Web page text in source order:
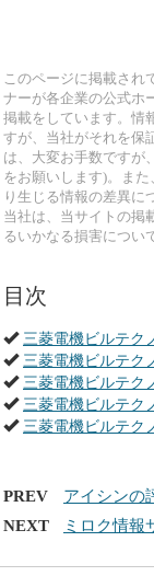
このページに掲載され
ナーが各企業の公式ホ
掲載をしています。情
すが、当社がそれを保
は、大変お手数ですが、
をお願いします)。ま
り生じる情報の差異に
当社は、当サイトの掲
るいかなる損害につい
目次
三菱電機ビルテク
三菱電機ビルテク
三菱電機ビルテク
三菱電機ビルテク
三菱電機ビルテク
PREV
アイシンの
NEXT
ミロク情報